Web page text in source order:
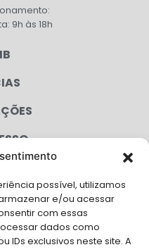
possível, utilizamos
e/ou acessar
com essas
dados como
IDs exclusivos neste site. A
9h às 18h